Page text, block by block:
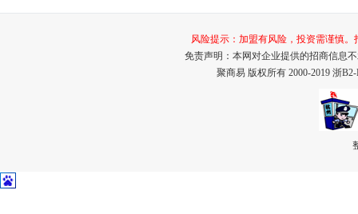
风险提示：加盟有风险，投资需谨慎。
免责声明：本网对企业提供的招商信息
聚商易 版权所有 2000-2019 浙